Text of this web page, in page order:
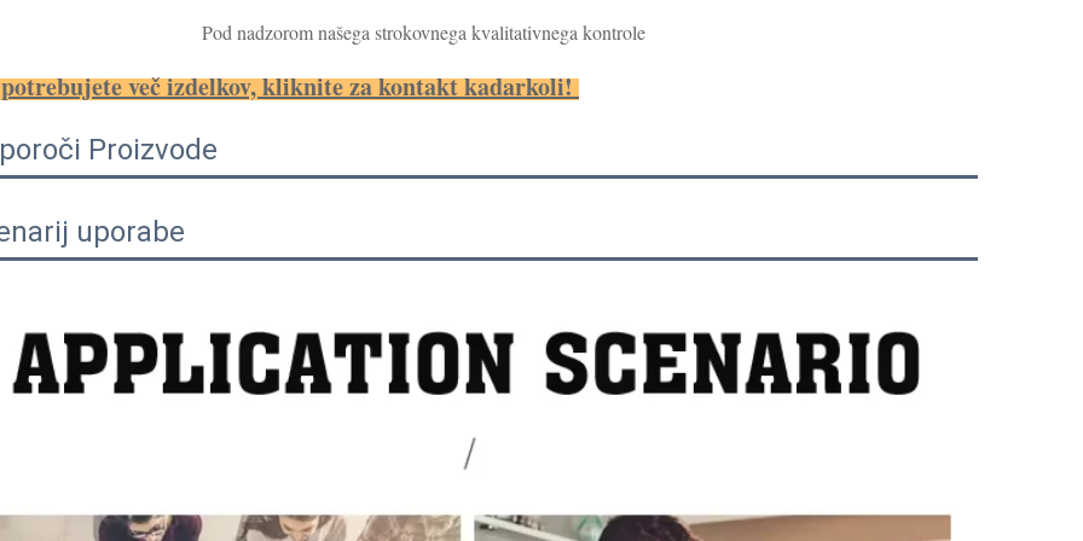
Pod nadzorom našega strokovnega kvalitativnega kontrole
več izdelkov, kliknite za kontakt kadarkoli!
Proizvode
uporabe